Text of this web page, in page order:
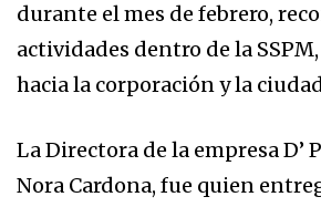
durante el mes de febrero,
actividades dentro de la
hacia la corporación y la
La Directora de la empresa D’
Nora Cardona, fue quien